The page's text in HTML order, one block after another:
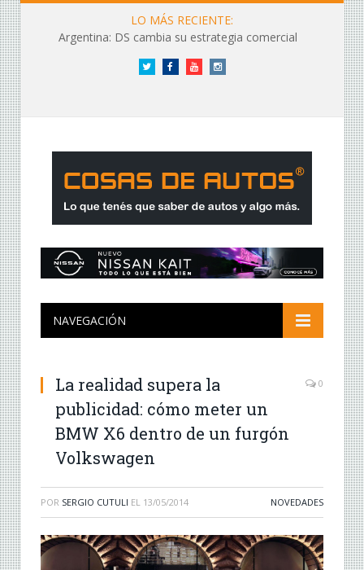
LO MÁS RECIENTE:
Argentina: DS cambia su estrategia comercial
Twitter FacebookYouTubeInstagram
NAVEGACIÓN
La realidad supera la
publicidad: cómo meter un
BMW X6 dentro de un furgón
Volkswagen
0
POR SERGIO CUTULI EL 13/05/2014 NOVEDADES